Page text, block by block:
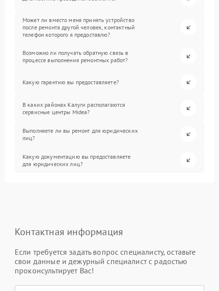
Может ли вместо меня принять устройство
после ремонта другой человек, контактный
телефон которого я предоставлю?
Возможно ли получать обратную связь в
процессе выполнения ремонтных работ?
Какую гарантию вы предоставляете?
В каких районах Калуги располагаются
сервисные центры Midea?
Выполняете ли вы ремонт для юридических
лиц?
Какую документацию вы предоставляете
для юридических лиц?
Контактная информация
Если требуется задать вопрос специалисту, оставьте
свои данные и дежурный специалист с радостью
проконсультирует Вас!